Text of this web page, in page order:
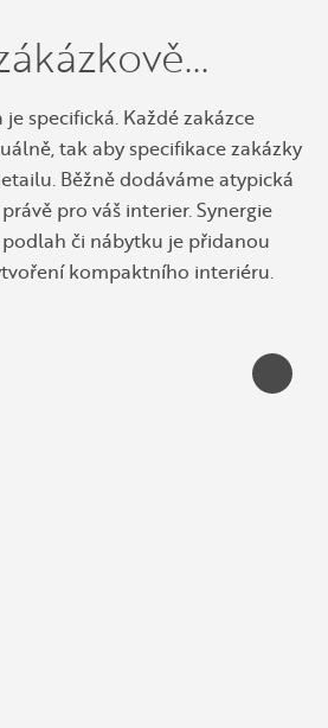
je specifická. Každé zakázce
tak aby specifikace zakázky
Běžně dodáváme atypická
pro váš interier. Synergie
či nábytku je přidanou
kompaktního interiéru.